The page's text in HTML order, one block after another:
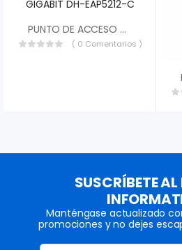
PUNTO DE ACCESO DAHUA DH-EAP5212-C AC1200 DUAL BAND 2.4GHZ / 5GHZ MU-MIMO 1X LAN GIGABIT 1X WAN GIGABIT DH-EAP5212-C
( 0 Comentarios )
SUSCRÍBETE
Manténgase actualizado
promociones y no dejes